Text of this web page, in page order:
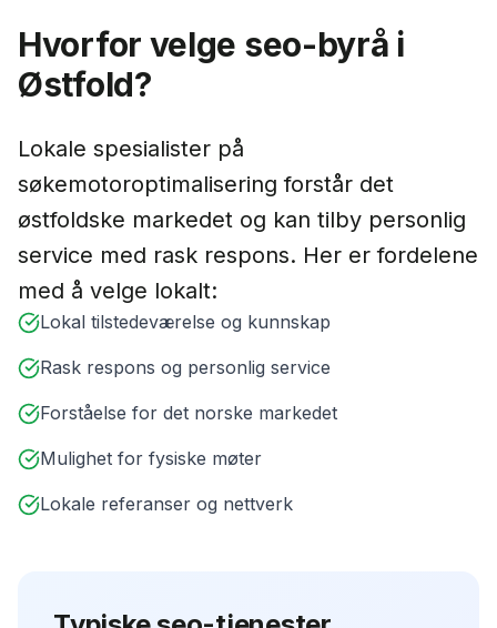
Hvorfor velge seo-byrå i
Østfold?
Lokale spesialister på
søkemotoroptimalisering forstår det
østfoldske markedet og kan tilby personlig
service med rask respons. Her er fordelene
med å velge lokalt:
Lokal tilstedeværelse og kunnskap
Rask respons og personlig service
Forståelse for det norske markedet
Mulighet for fysiske møter
Lokale referanser og nettverk